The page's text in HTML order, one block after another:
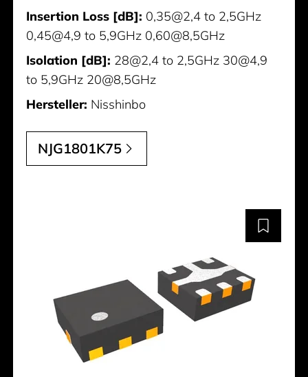
Insertion Loss [dB]: 0,35@2,4 to 2,5GHz
0,45@4,9 to 5,9GHz 0,60@8,5GHz
Isolation [dB]: 28@2,4 to 2,5GHz 30@4,9
to 5,9GHz 20@8,5GHz
Hersteller: Nisshinbo
NJG1801K75